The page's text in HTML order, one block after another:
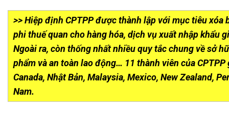
>> Hiệp định CPTPP được thành lập với mục tiêu xóa
phi thuế quan cho hàng hóa, dịch vụ xuất nhập khẩu
Ngoài ra, còn thống nhất nhiều quy tắc chung về sở
phẩm và an toàn lao động… 11 thành viên của
Canada, Nhật Bản, Malaysia, Mexico, New Zealand,
Nam.